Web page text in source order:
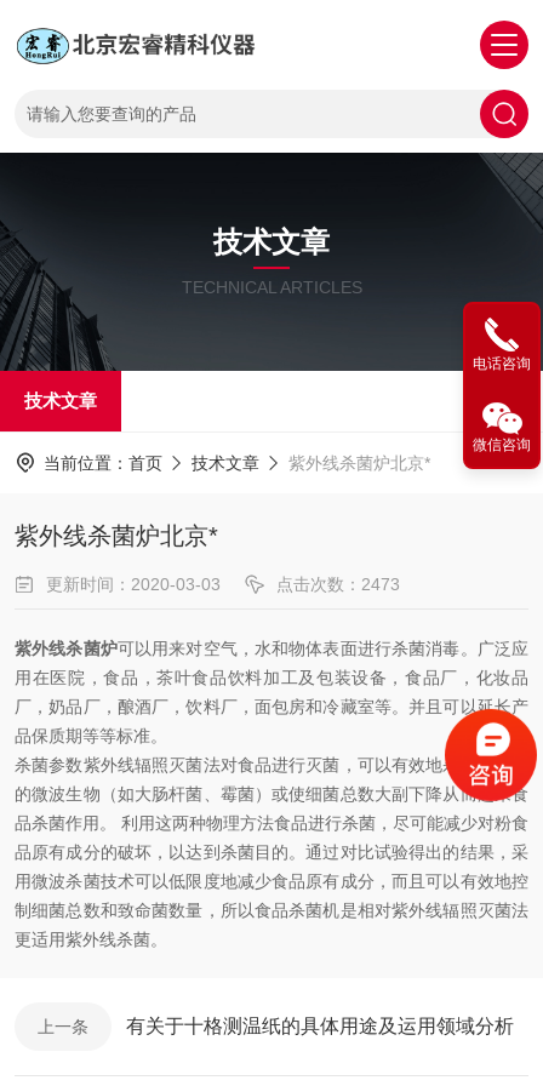
技术文章
TECHNICAL ARTICLES
技术文章
当前位置： 首页 技术文章 紫外线杀菌炉北京*
紫外线杀菌炉北京*
更新时间：2020-03-03 点击次数：2473
紫外线杀菌炉可以用来对空气，水和物体表面进行杀菌消毒。广泛应
用在医院，食品，茶叶食品饮料加工及包装设备，食品厂，化妆品
厂，奶品厂，酿酒厂，饮料厂，面包房和冷藏室等。并且可以延长产
品保质期等等标准。
杀菌参数紫外线辐照灭菌法对食品进行灭菌，可以有效地杀灭在其中
的微波生物（如大肠杆菌、霉菌）或使细菌总数大副下降从而起来食
品杀菌作用。 利用这两种物理方法食品进行杀菌，尽可能减少对粉食
品原有成分的破坏，以达到杀菌目的。通过对比试验得出的结果，采
用微波杀菌技术可以低限度地减少食品原有成分，而且可以有效地控
制细菌总数和致命菌数量，所以食品杀菌机是相对紫外线辐照灭菌法
更适用紫外线杀菌。
上一条 有关于十格测温纸的具体用途及运用领域分析
电话咨询
微信咨询